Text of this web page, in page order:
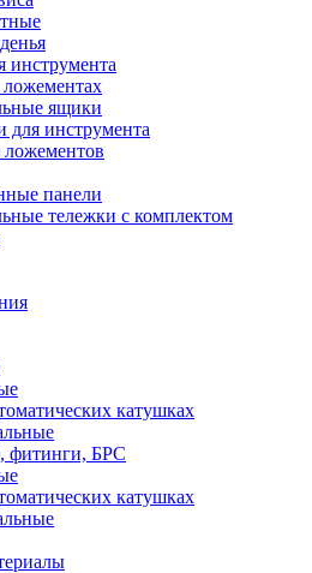
инструмента
ящики
для инструмента
панели
тележки с комплектом
катушках
фитинги, БРС
катушках